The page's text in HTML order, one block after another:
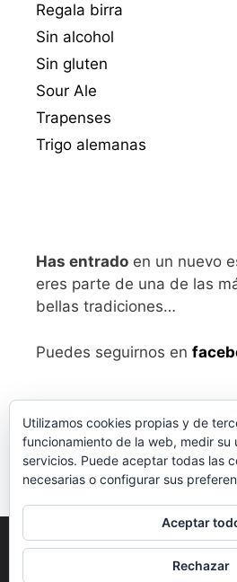
Regala birra
Sin alcohol
Sin gluten
Sour Ale
Trapenses
Trigo alemanas
Has entrado en un nuevo
eres parte de una de las
bellas tradiciones…
Puedes seguirnos en
Aviso legaly Política
Utilizamos cookies propias y de
funcionamiento de la web, medir su
servicios. Puede aceptar todas las
necesarias o configurar sus
Aceptar
Rechazar